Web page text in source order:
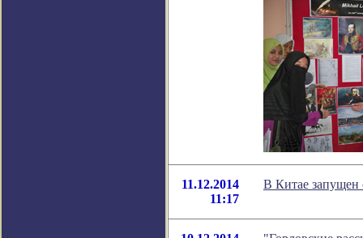
11.12.2014
11:17
В Китае запущен